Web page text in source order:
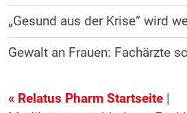
„Gesund aus der Krise“ wird
Gewalt an Frauen: Fachärzte
« Relatus Pharm Startseite|